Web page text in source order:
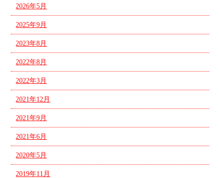
2026年5月
2025年9月
2023年8月
2022年8月
2022年3月
2021年12月
2021年9月
2021年6月
2020年5月
2019年11月